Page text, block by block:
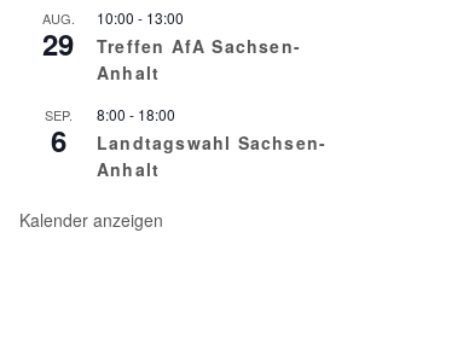
AUG.
29
10:00 - 13:00
Treffen AfA Sachsen-
Anhalt
SEP.
6
8:00 - 18:00
Landtagswahl Sachsen-
Anhalt
Kalender anzeigen